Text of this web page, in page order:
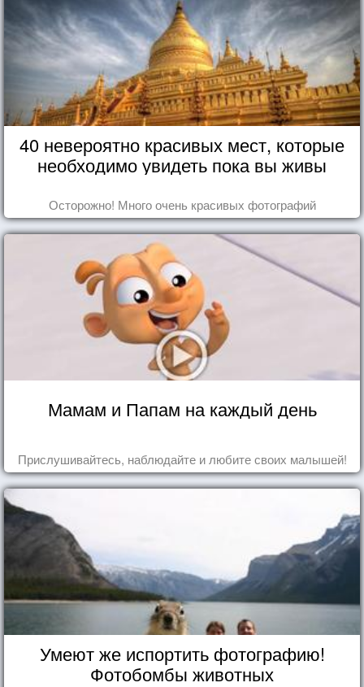
40 невероятно красивых мест, которые
необходимо увидеть пока вы живы
Осторожно! Много очень красивых фотографий
Мамам и Папам на каждый день
Прислушивайтесь, наблюдайте и любите своих малышей!
Умеют же испортить фотографию!
Фотобомбы животных